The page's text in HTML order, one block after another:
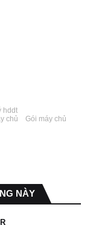
hddt
chủ
Gói máy chủ
NÀY